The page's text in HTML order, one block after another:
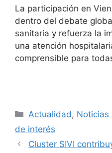
La participación en
dentro del debate
sanitaria y refuerza la
una atención
comprensible para
Categorías
Actualidad , Noticias
de interés
Cluster SIVI